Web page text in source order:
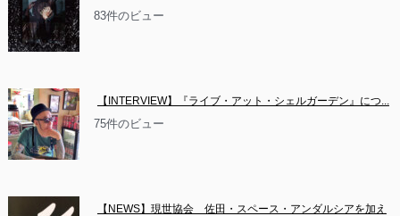
83件のビュー
【INTERVIEW】『ライブ・アット・シェルガーデン』につ...
75件のビュー
【NEWS】現世協会　佐田・スペース・アンダルシアを加え